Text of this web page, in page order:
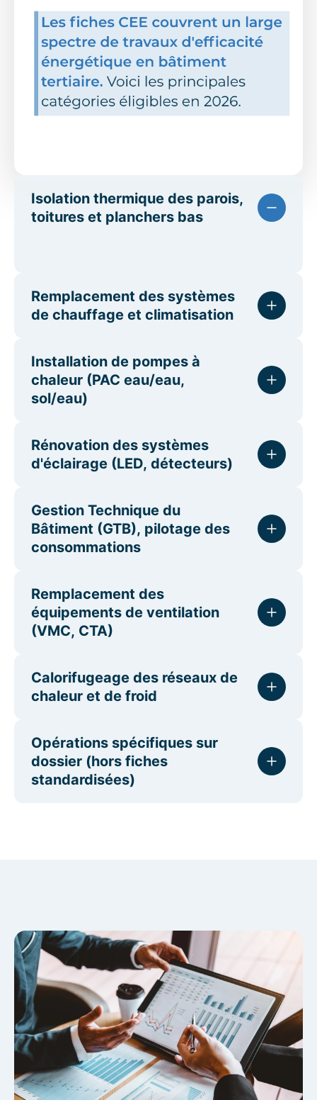
Isolation thermique des parois,
toitures et planchers bas
Remplacement des systèmes
de chauffage et climatisation
Installation de pompes à
chaleur (PAC eau/eau,
sol/eau)
Rénovation des systèmes
d'éclairage (LED, détecteurs)
Gestion Technique du
Bâtiment (GTB), pilotage des
consommations
Remplacement des
équipements de ventilation
(VMC, CTA)
Calorifugeage des réseaux de
chaleur et de froid
Opérations spécifiques sur
dossier (hors fiches
standardisées)